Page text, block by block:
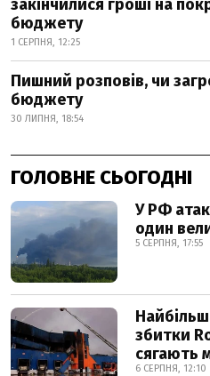
закінчилися гроші на
бюджету
1 СЕРПНЯ, 12:25
Пишний розповів, чи
бюджету
30 ЛИПНЯ, 18:54
ГОЛОВНЕ СЬОГОДНІ
У РФ
один
5 СЕРПНЯ, 17:55
збитки
сягають
6 СЕРПНЯ, 12:10